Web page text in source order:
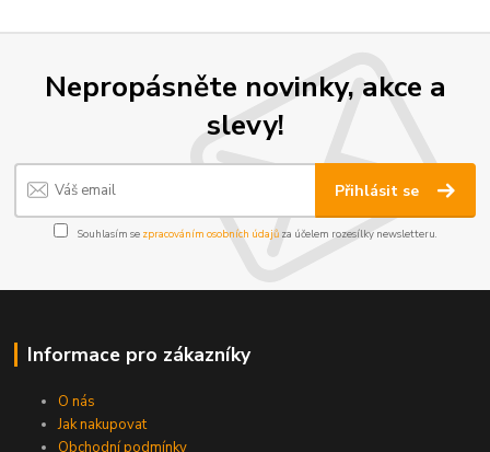
Nepropásněte novinky, akce a
slevy!
Přihlásit se
Souhlasím se zpracováním osobních údajůza účelem rozesílky newsletteru.
Informace pro zákazníky
O nás
Jak nakupovat
Obchodní podmínky